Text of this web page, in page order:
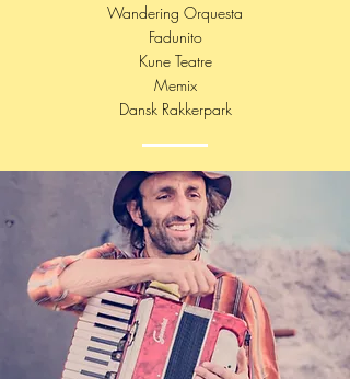
Wandering Orquesta
Fadunito
Kune Teatre
Memix
Dansk Rakkerpark